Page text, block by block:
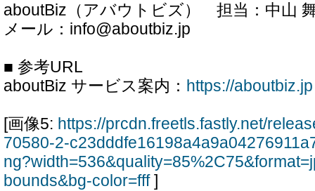
aboutBiz（アバウトビズ） 担当：中山
メール：info@aboutbiz.jp
■ 参考URL
aboutBiz サービス案内： https://aboutbiz.jp
[画像5: https://prcdn.freetls.fastly.net/
70580-2-
bounds&bg-color=fff]